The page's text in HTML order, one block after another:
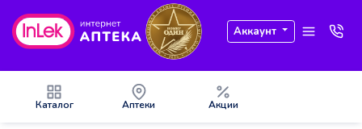
Аккаунт
Каталог Аптеки Акции